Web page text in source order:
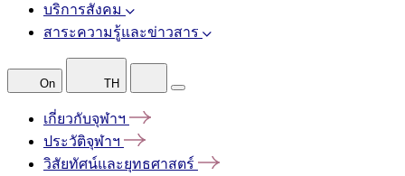
บริการสังคม
สาระความรู้และข่าวสาร
On TH
เกี่ยวกับจุฬาฯ
ประวัติจุฬาฯ
วิสัยทัศน์และยุทธศาสตร์